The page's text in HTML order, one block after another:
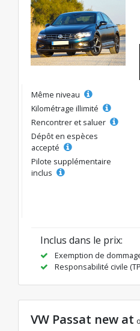
Même niveau
Kilométrage illimité
Rencontrer et saluer
Dépôt en espèces
accepté
Pilote supplémentaire
inclus
Inclus dans le prix:
Exemption de
Responsabilité civile
VW Passat new at